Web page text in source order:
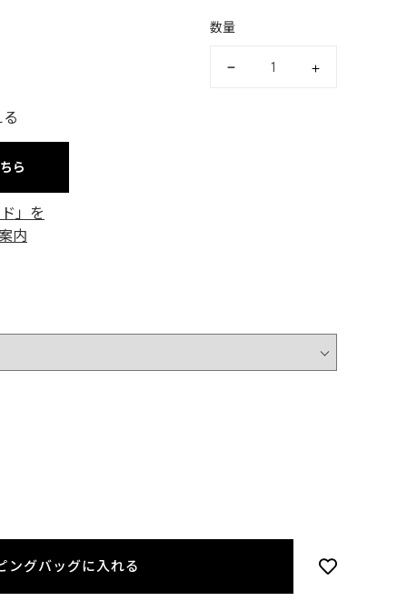
数量
る
ら
ド」を
内
ングバッグに入れる